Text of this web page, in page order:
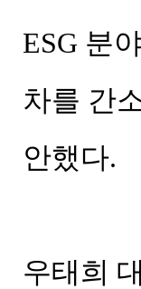
ESG 분
차를 간
안했다.
우태희